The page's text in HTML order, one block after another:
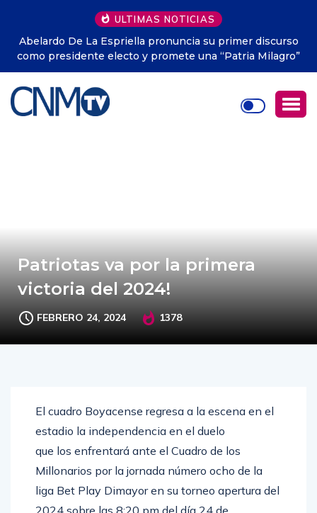
ULTIMAS NOTICIAS
Colombia tendrá un nuevo festivo nacional en honor a la
Virgen de Chiquinquirá
Patriotas va por la primera
victoria del 2024!
FEBRERO 24, 2024 1378
El cuadro Boyacense regresa a la escena en el
estadio la independencia en el duelo
que los enfrentará ante el Cuadro de los
Millonarios por la jornada número ocho de la
liga Bet Play Dimayor en su torneo apertura del
2024 sobre las 8:20 pm del día 24 de